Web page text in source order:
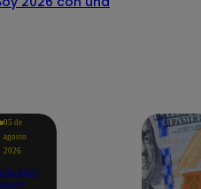
05 de
agosto
2026